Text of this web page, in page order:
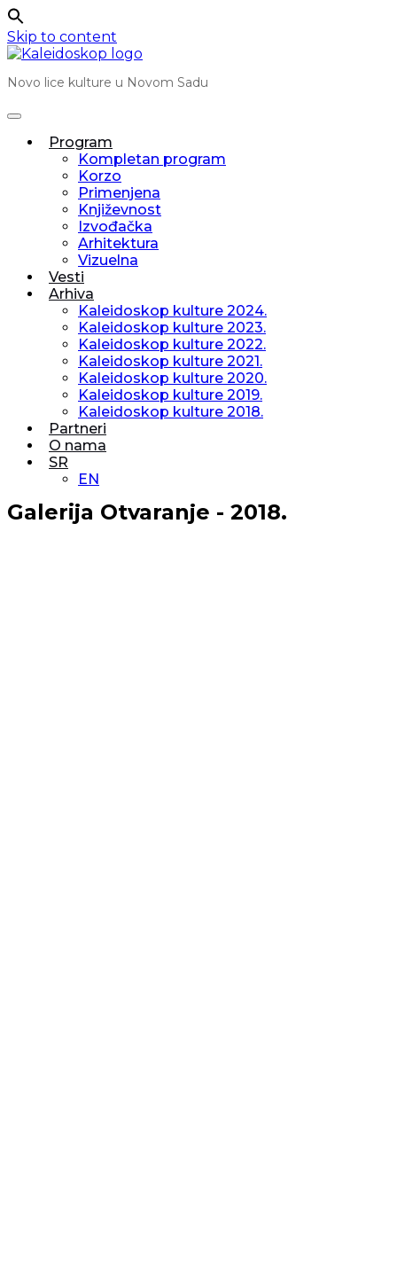
Skip to content
Novo lice kulture u Novom Sadu
Program
Kompletan program
Korzo
Primenjena
Književnost
Izvođačka
Arhitektura
Vizuelna
Vesti
Arhiva
Kaleidoskop kulture 2024.
Kaleidoskop kulture 2023.
Kaleidoskop kulture 2022.
Kaleidoskop kulture 2021.
Kaleidoskop kulture 2020.
Kaleidoskop kulture 2019.
Kaleidoskop kulture 2018.
Partneri
O nama
SR
EN
Galerija Otvaranje - 2018.